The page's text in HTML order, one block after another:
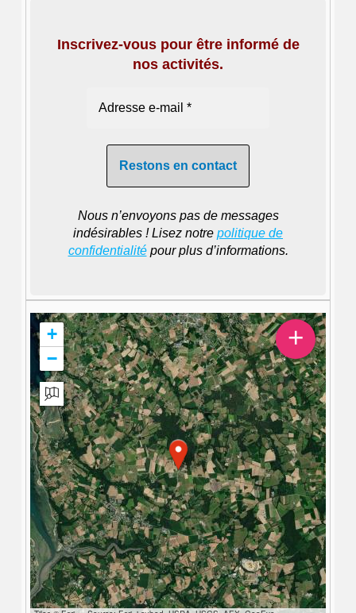
Inscrivez-vous pour être informé de
nos activités.
Nous n’envoyons pas de messages
indésirables ! Lisez notre politique de
confidentialitépour plus d’informations.
+
−
+